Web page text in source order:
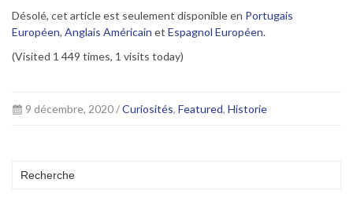
Désolé, cet article est seulement disponible en Portugais
Européen, Anglais Américain et Espagnol Européen.
(Visited 1 449 times, 1 visits today)
9 décembre, 2020 /Curiosités, Featured, Historie